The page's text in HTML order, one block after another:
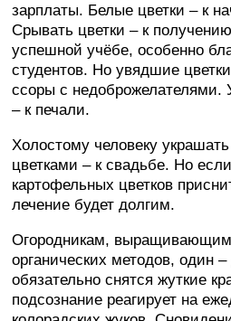
зарплаты. Белые цветки – к
Срывать цветки – к
успешной учёбе, особенно
студентов. Но увядшие
ссоры с недоброжелателями.
– к печали.
Холостому человеку
цветками – к свадьбе. Но
картофельных цветков
лечение будет долгим.
Огородникам,
органических методов, один
обязательно снятся жуткие
подсознание реагирует на